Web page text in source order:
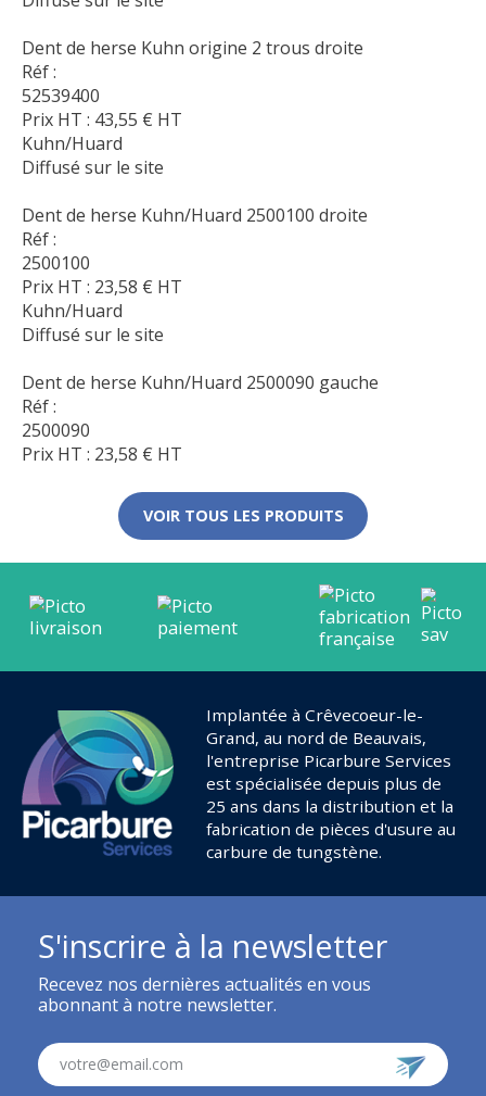
Dent de herse Kuhn origine 2 trous droite
Réf :
52539400
Prix HT : 43,55 € HT
Kuhn/Huard
Diffusé sur le site
Dent de herse Kuhn/Huard 2500100 droite
Réf :
2500100
Prix HT : 23,58 € HT
Kuhn/Huard
Diffusé sur le site
Dent de herse Kuhn/Huard 2500090 gauche
Réf :
2500090
Prix HT : 23,58 € HT
VOIR TOUS LES PRODUITS
Implantée à Crêvecoeur-le-
Grand, au nord de Beauvais,
l'entreprise Picarbure Services
est spécialisée depuis plus de
25 ans dans la distribution et la
fabrication de pièces d'usure au
carbure de tungstène.
S'inscrire à la newsletter
Recevez nos dernières actualités en vous
abonnant à notre newsletter.
votre@email.com